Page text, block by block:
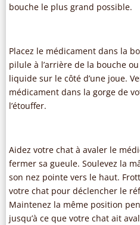
bouche le plus grand possible.
Placez le médicament dans la
pilule à l’arrière de la bouche
liquide sur le côté d’une joue.
médicament dans la gorge de
l’étouffer.
Aidez votre chat à avaler le
fermer sa gueule. Soulevez la
son nez pointe vers le haut.
votre chat pour déclencher le
Maintenez la même position
jusqu’à ce que votre chat ait